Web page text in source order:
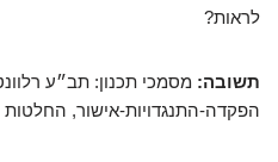
לראות?
תשובה: מסמכי תכנון: תב״ע
הפקדה-התנגדויות-אישור, החלטות